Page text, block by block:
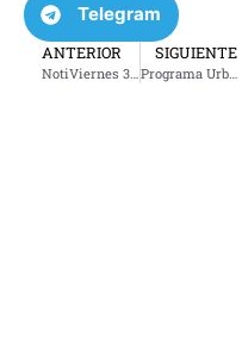
Telegram
ANTERIOR SIGUIENTE
Programa Urbano Sin Frontera del 5 de mayo 2024